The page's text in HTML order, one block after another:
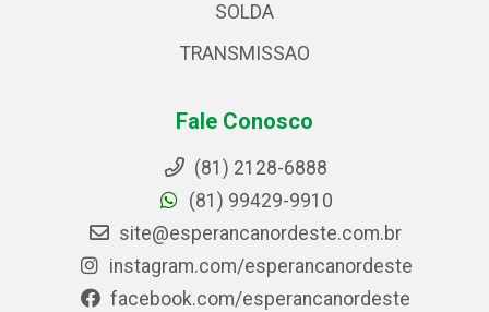
SOLDA
TRANSMISSAO
Fale Conosco
(81) 2128-6888
(81) 99429-9910
site@esperancanordeste.com.br
instagram.com/esperancanordeste
facebook.com/esperancanordeste